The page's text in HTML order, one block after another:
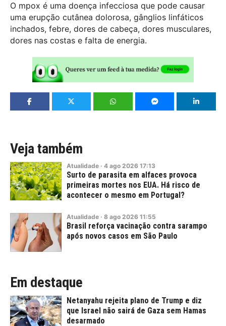
O mpox é uma doença infecciosa que pode causar
uma erupção cutânea dolorosa, gânglios linfáticos
inchados, febre, dores de cabeça, dores musculares,
dores nas costas e falta de energia.
Veja também
Atualidade · 4 ago 2026 17:13
Surto de parasita em alfaces provoca
primeiras mortes nos EUA. Há risco de
acontecer o mesmo em Portugal?
Atualidade · 8 ago 2026 11:55
Brasil reforça vacinação contra sarampo
após novos casos em São Paulo
Em destaque
Netanyahu rejeita plano de Trump e diz
que Israel não sairá de Gaza sem Hamas
desarmado